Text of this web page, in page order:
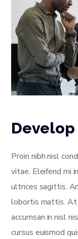
Proin nibh nisl
vitae. Eleifend mi
ultrices sagittis.
lobortis mattis. At
accumsan in nisl
cursus euismod